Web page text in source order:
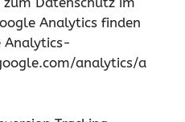
Analytics finden
Analytics-
analytics/a